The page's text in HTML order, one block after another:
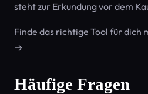
steht zur Erkundung vor dem
Finde das richtige Tool für dich
→
Häufige Fragen